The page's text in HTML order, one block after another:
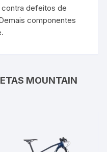
contra defeitos de
componentes
MOUNTAIN